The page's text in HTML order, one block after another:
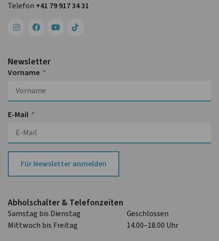
Telefon +41 79 917 34 31
Newsletter
Vorname
E-Mail
Für Newsletter anmelden
Abhol­schalter & Telefon­zeiten
Samstag bis Dienstag
Geschlossen
Mittwoch bis Freitag
14.00–18.00 Uhr